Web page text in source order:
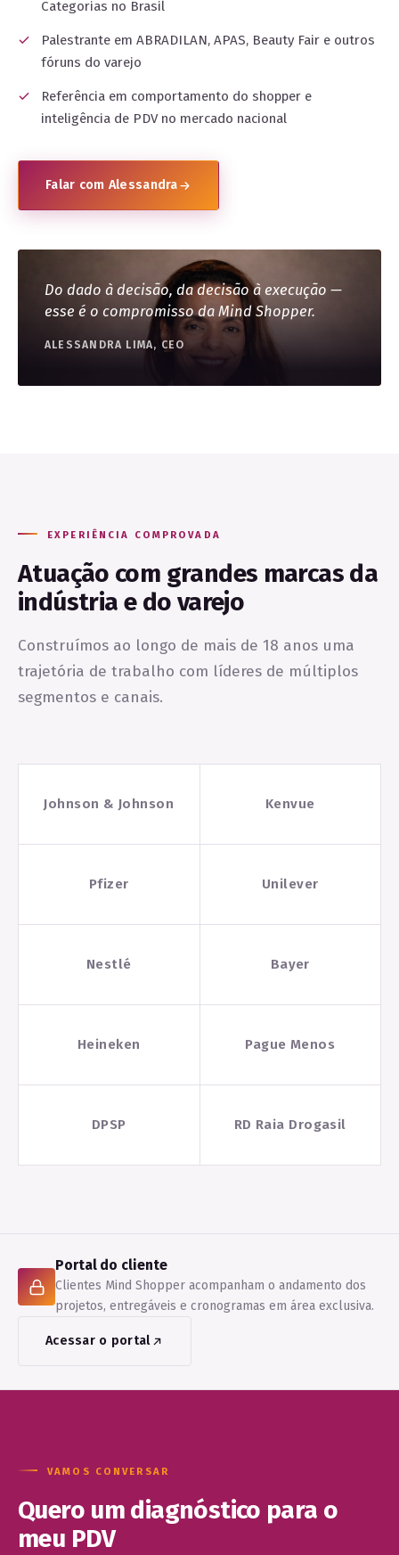
Categorias no Brasil
Palestrante em ABRADILAN, APAS, Beauty Fair e outros
fóruns do varejo
Referência em comportamento do shopper e
inteligência de PDV no mercado nacional
Falar com Alessandra
Do dado à decisão, da decisão à execução —
esse é o compromisso da Mind Shopper.
ALESSANDRA LIMA, CEO
EXPERIÊNCIA COMPROVADA
Atuação com grandes marcas da
indústria e do varejo
Construímos ao longo de mais de 18 anos uma
trajetória de trabalho com líderes de múltiplos
segmentos e canais.
Johnson & Johnson Kenvue
Pfizer Unilever
Nestlé Bayer
Heineken Pague Menos
DPSP RD Raia Drogasil
Portal do cliente
Clientes Mind Shopper acompanham o andamento dos
projetos, entregáveis e cronogramas em área exclusiva.
Acessar o portal
VAMOS CONVERSAR
Quero um diagnóstico para o
meu PDV